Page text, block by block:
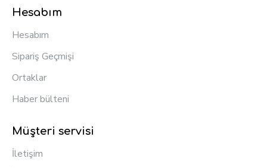
Hesabım
Hesabım
Sipariş Geçmişi
Ortaklar
Haber bülteni
Müşteri servisi
İletişim